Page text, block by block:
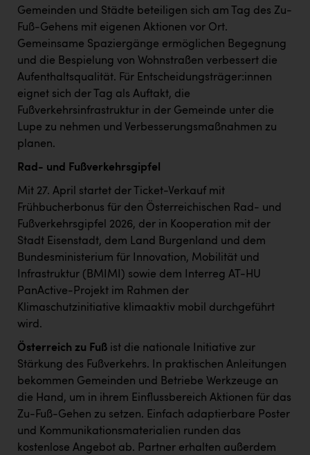
Dopgas
kunden basics
Gemeinden und Städte beteiligen sich am Tag des Zu-
Fuß-Gehens mit eigenen Aktionen vor Ort.
Gemeinsame Spaziergänge ermöglichen Begegnung
und die Bespielung von Wohnstraßen verbessert die
Aufenthaltsqualität. Für Entscheidungsträger:innen
eignet sich der Tag als Auftakt, die
Fußverkehrsinfrastruktur in der Gemeinde unter die
Lupe zu nehmen und Verbesserungsmaßnahmen zu
planen.
Rad- und Fußverkehrsgipfel
Mit 27. April startet der Ticket-Verkauf mit
Frühbucherbonus für den Österreichischen Rad- und
Fußverkehrsgipfel 2026, der in Kooperation mit der
Stadt Eisenstadt, dem Land Burgenland und dem
Bundesministerium für Innovation, Mobilität und
Infrastruktur (BMIMI) sowie dem Interreg AT-HU
PanActive-Projekt im Rahmen der
Klimaschutzinitiative klimaaktiv mobil durchgeführt
wird.
Österreich zu Fuß ist die nationale Initiative zur
Stärkung des Fußverkehrs. In praktischen Anleitungen
bekommen Gemeinden und Betriebe Werkzeuge an
die Hand, um in ihrem Einflussbereich Aktionen für das
Zu-Fuß-Gehen zu setzen. Einfach adaptierbare Poster
und Kommunikationsmaterialien runden das
kostenlose Angebot ab. Partner erhalten außerdem